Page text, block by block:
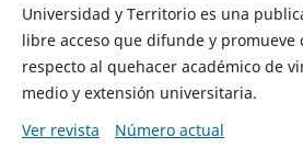
Universidad y Territorio es una
libre acceso que difunde y
respecto al quehacer académico de
medio y extensión universitaria.
Ver revista
Número actual